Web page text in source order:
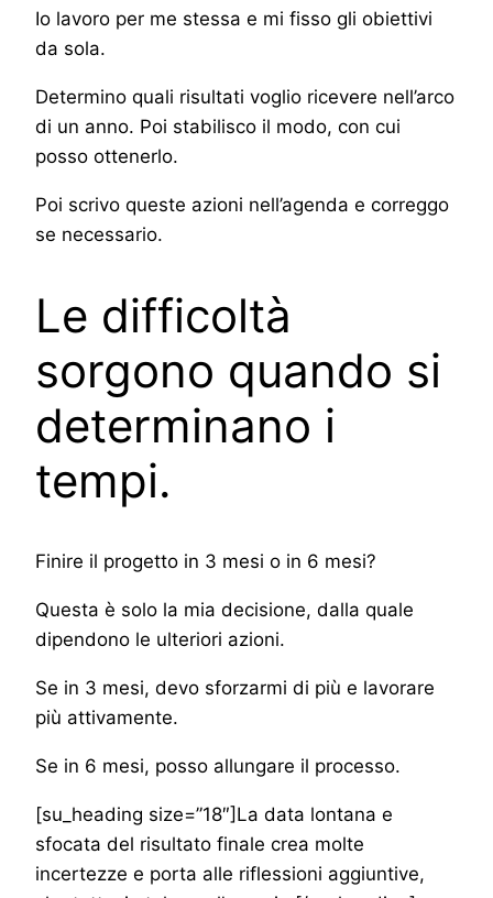
Io lavoro per me stessa e mi fisso gli obiettivi
da sola.
Determino quali risultati voglio ricevere nell’arco
di un anno. Poi stabilisco il modo, con cui
posso ottenerlo.
Poi scrivo queste azioni nell’agenda e correggo
se necessario.
Le difficoltà
sorgono quando si
determinano i
tempi.
Finire il progetto in 3 mesi o in 6 mesi?
Questa è solo la mia decisione, dalla quale
dipendono le ulteriori azioni.
Se in 3 mesi, devo sforzarmi di più e lavorare
più attivamente.
Se in 6 mesi, posso allungare il processo.
[su_heading size=”18″]La data lontana e
sfocata del risultato finale crea molte
incertezze e porta alle riflessioni aggiuntive,